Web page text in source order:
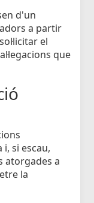
d'un
a partir
el
que
si escau,
atorgades a
la